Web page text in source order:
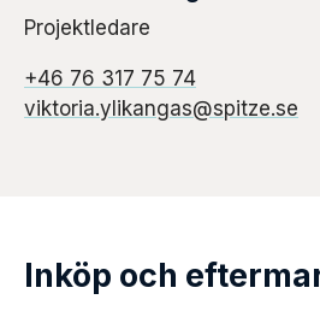
Projektledare
+46 76 317 75 74
viktoria.ylikangas@spitze.se
Inköp och